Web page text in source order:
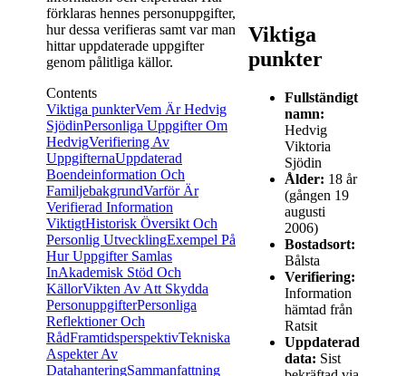
förklaras hennes personuppgifter,
hur dessa verifieras samt var man
hittar uppdaterade uppgifter
genom pålitliga källor.
Contents
Viktiga punkterVem Är Hedvig
SjödinPersonliga Uppgifter Om
HedvigVerifiering Av
UppgifternaUppdaterad
Boendeinformation Och
FamiljebakgrundVarför Är
Verifierad Information
ViktigtHistorisk Översikt Och
Personlig UtvecklingExempel På
Hur Uppgifter Samlas
InAkademisk Stöd Och
KällorVikten Av Att Skydda
PersonuppgifterPersonliga
Reflektioner Och
RådFramtidsperspektivTekniska
Aspekter Av
DatahanteringSammanfattning
Viktiga
punkter
Fullständigt
namn:
Hedvig
Viktoria
Sjödin
Ålder: 18 år
(gången 19
augusti
2006)
Bostadsort:
Bålsta
Verifiering:
Information
hämtad från
Ratsit
Uppdaterad
data: Sist